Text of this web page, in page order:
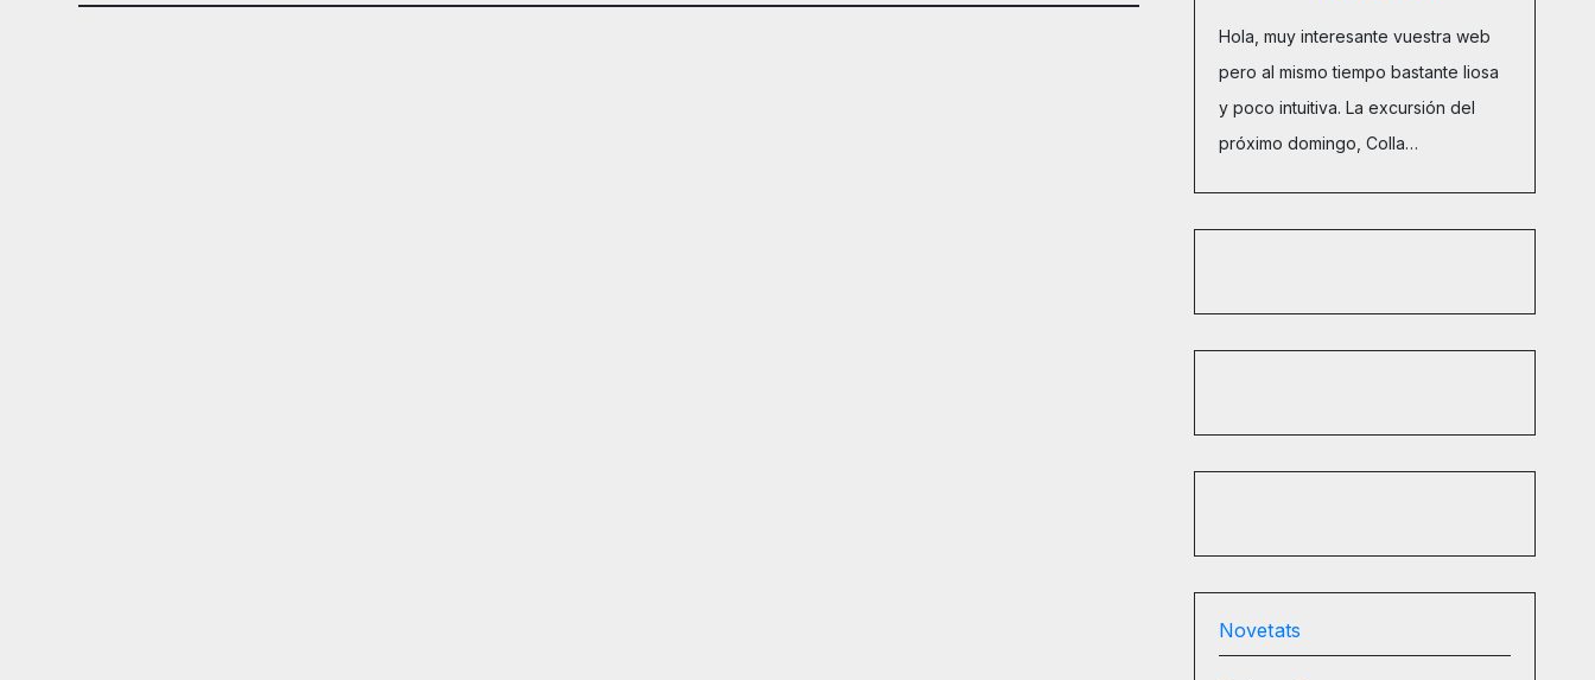
Hola, muy interesante vuestra web
pero al mismo tiempo bastante liosa
y poco intuitiva. La excursión del
próximo domingo, Colla…
Novetats